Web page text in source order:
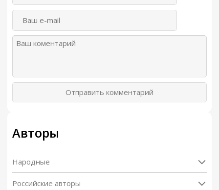
Отправить комментарий
Авторы
Народные
Российские авторы